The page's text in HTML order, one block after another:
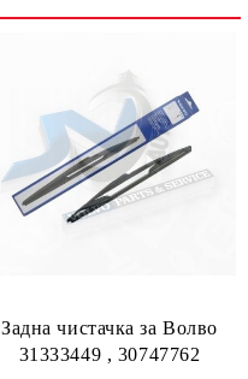
Задна чистачка за Волво
31333449 , 30747762